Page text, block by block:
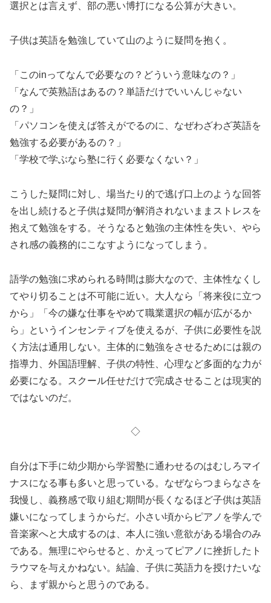
選択とは言えず、部の悪い博打になる公算が大きい。
子供は英語を勉強していて山のように疑問を抱く。
「このinってなんで必要なの？どういう意味なの？」
「なんで英熟語はあるの？単語だけでいいんじゃない
の？」
「パソコンを使えば答えがでるのに、なぜわざわざ英語を
勉強する必要があるの？」
「学校で学ぶなら塾に行く必要なくない？」
こうした疑問に対し、場当たり的で逃げ口上のような回答
を出し続けると子供は疑問が解消されないままストレスを
抱えて勉強をする。そうなると勉強の主体性を失い、やら
され感の義務的にこなすようになってしまう。
語学の勉強に求められる時間は膨大なので、主体性なくし
てやり切ることは不可能に近い。大人なら「将来役に立つ
から」「今の嫌な仕事をやめて職業選択の幅が広がるか
ら」というインセンティブを使えるが、子供に必要性を説
く方法は通用しない。主体的に勉強をさせるためには親の
指導力、外国語理解、子供の特性、心理など多面的な力が
必要になる。スクール任せだけで完成させることは現実的
ではないのだ。
◇
自分は下手に幼少期から学習塾に通わせるのはむしろマイ
ナスになる事も多いと思っている。なぜならつまらなさを
我慢し、義務感で取り組む期間が長くなるほど子供は英語
嫌いになってしまうからだ。小さい頃からピアノを学んで
音楽家へと大成するのは、本人に強い意欲がある場合のみ
である。無理にやらせると、かえってピアノに挫折したト
ラウマを与えかねない。結論、子供に英語力を授けたいな
ら、まず親からと思うのである。